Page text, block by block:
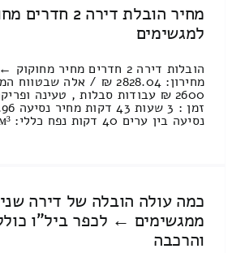
מחיר הובלת דירה 2
למגשימים
הובלות דירה 2 חדרים מחיר
נסיעה בין ערים 40 דקות נפח כללי: 22.2м³ [...]
כמה עולה הובלה של דירה
ממגשימים ← לכפר ביל"ו
והרכבה